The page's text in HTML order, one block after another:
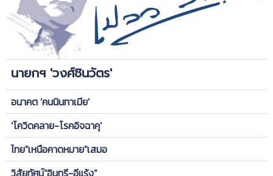
นายกฯ 'วงศ์ชินวัตร'
อนาคต 'คนนินทาเมีย'
'โควิดคลาย-โรคอิจฉาคุ'
ไทย"เหนือคาดหมาย"เสมอ
วิสัยทัศน์"อินทรี-อีแร้ง"